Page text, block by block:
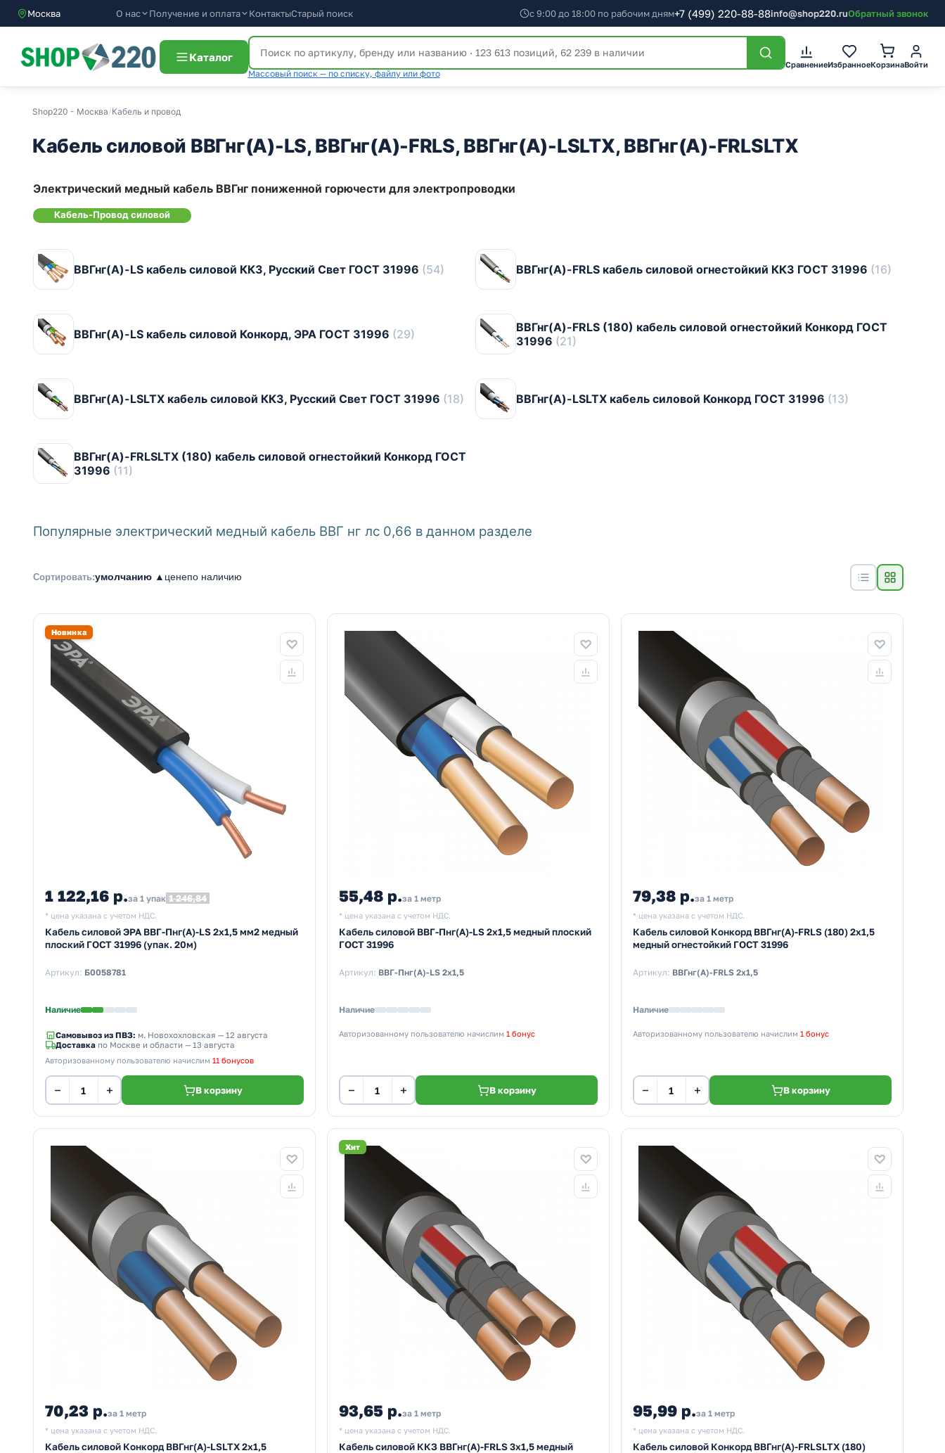
Москва О нас Получение и оплата КонтактыСтарый поиск с 9:00 до 18:00 по рабочим дням+7 (499) 220-88-88info@shop220.ruОбратный звонок
Каталог
Массовый поиск — по списку, файлу или фото
СравнениеИзбранноеКорзинаВойти
Shop220 - Москва/Кабель и провод
Кабель силовой ВВГнг(А)-LS, ВВГнг(А)-FRLS, ВВГнг(А)-LSLTX, ВВГнг(А)-FRLSLTX
Электрический медный кабель ВВГнг пониженной горючести для электропроводки
Кабель-Провод силовой
ВВГнг(А)-LS кабель силовой ККЗ, Русский Свет ГОСТ 31996 (54)
ВВГнг(А)-LS кабель силовой Конкорд, ЭРА ГОСТ 31996 (29)
ВВГнг(А)-LSLTX кабель силовой ККЗ, Русский Свет ГОСТ 31996 (18)
ВВГнг(А)-FRLSLTX (180) кабель силовой огнестойкий Конкорд ГОСТ
31996 (11)
ВВГнг(А)-FRLS кабель силовой огнестойкий ККЗ ГОСТ 31996 (16)
ВВГнг(А)-FRLS (180) кабель силовой огнестойкий Конкорд ГОСТ
31996 (21)
ВВГнг(А)-LSLTX кабель силовой Конкорд ГОСТ 31996 (13)
Популярные электрический медный кабель ВВГ нг лс 0,66 в данном разделе
Сортировать:умолчанию ▲ ценепо наличию
Новинка
1 122,16 р.за 1 упак 1 246,84
* цена указана с учетом НДС.
Кабель силовой ЭРА ВВГ-Пнг(А)-LS 2х1,5 мм2 медный
плоский ГОСТ 31996 (упак. 20м)
Артикул: Б0058781
Наличие
Самовывоз из ПВЗ: м. Новохохловская — 12 августа
Доставка по Москве и области — 13 августа
Авторизованному пользователю начислим 11 бонусов
− + В корзину
55,48 р.за 1 метр
* цена указана с учетом НДС.
Кабель силовой ВВГ-Пнг(А)-LS 2х1,5 медный плоский
ГОСТ 31996
Артикул: ВВГ-Пнг(А)-LS 2х1,5
Наличие
Авторизованному пользователю начислим 1 бонус
− + В корзину
79,38 р.за 1 метр
* цена указана с учетом НДС.
Кабель силовой Конкорд ВВГнг(А)-FRLS (180) 2х1,5
медный огнестойкий ГОСТ 31996
Артикул: ВВГнг(А)-FRLS 2х1,5
Наличие
Авторизованному пользователю начислим 1 бонус
− + В корзину
70,23 р.за 1 метр
* цена указана с учетом НДС.
Кабель силовой Конкорд ВВГнг(А)-LSLTX 2х1,5
Хит
93,65 р.за 1 метр
* цена указана с учетом НДС.
Кабель силовой ККЗ ВВГнг(А)-FRLS 3х1,5 медный
95,99 р.за 1 метр
* цена указана с учетом НДС.
Кабель силовой Конкорд ВВГнг(А)-FRLSLTX (180)